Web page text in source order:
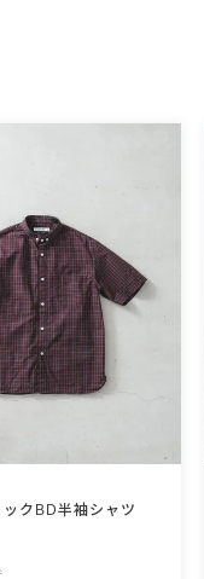
クBD半袖シャツ